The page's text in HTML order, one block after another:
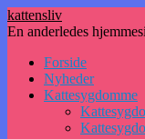
kattensliv
En anderledes
Hop
indhold
Forside
Nyheder
Kattesygdomme